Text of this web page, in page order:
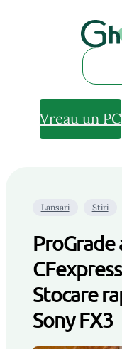
Vreau un PC
Lansari Stiri
Stocare
Sony FX3